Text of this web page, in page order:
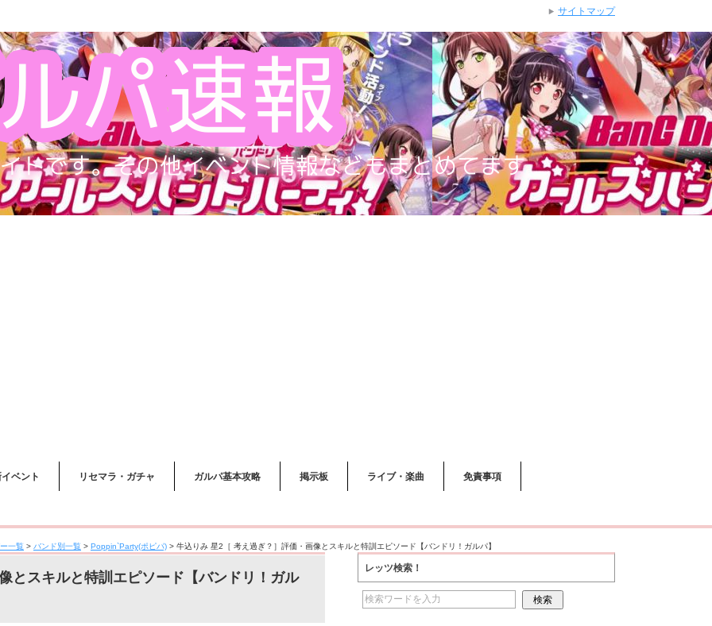
ベント リセマラ・ガチャ ガルパ基本攻略 掲示板 ライブ・楽曲 免責事項
一覧 > バンド別一覧 > Poppin`Party(ポピパ) > 牛込りみ 星2［ 考え過ぎ？］評価・画像とスキルと特訓エピソード【バンドリ！ガルパ】
とスキルと特訓エピソード【バンドリ！ガル
レッツ検索！
サイトマップ